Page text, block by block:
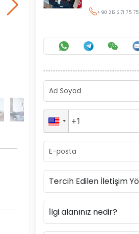
+90 212 271 75 75